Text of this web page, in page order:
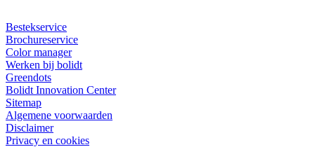
Bestekservice
Brochureservice
Color manager
Werken bij bolidt
Greendots
Bolidt Innovation Center
Sitemap
Algemene voorwaarden
Disclaimer
Privacy en cookies